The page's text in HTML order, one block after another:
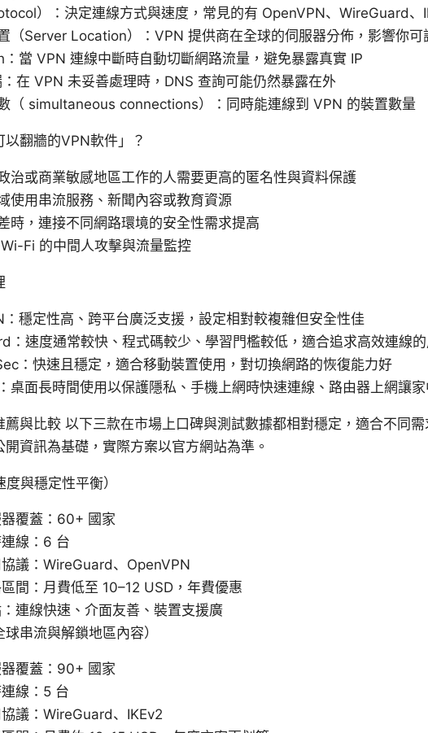
）：決定連線方式與速度，常見的有 OpenVPN、WireGuard、
（Server Location）：VPN 提供商在全球的伺服器分佈，影響你可
當 VPN 連線中斷時自動切斷網路流量，避免暴露真實 IP
在 VPN 未妥善處理時，DNS 查詢可能仍然暴露在外
（ simultaneous connections）：同時能連線到 VPN 的裝置數量
翻牆的VPN軟件」？
治或商業敏感地區工作的人需要更高的匿名性與資料保護
使用串流服務、新聞內容或教育資源
時，連接不同網路環境的安全性需求提高
Fi 的中間人攻擊與流量監控
：穩定性高、跨平台廣泛支援，設定相對較複雜但安全性佳
：速度通常較快、程式碼較少、學習門檻較低，適合追求高效連線的
：快速且穩定，適合移動裝置使用，對切換網路的恢復能力好
桌面長時間使用以保護隱私、手機上網時快速連線、路由器上網讓
薦與比較 以下三款在市場上口碑與測試數據都相對穩定，適合不同
資訊為基礎，實際方案以官方網站為準。
與穩定性平衡）
覆蓋：60+ 國家
連線：6 台
議：WireGuard、OpenVPN
間：月費低至 10–12 USD，年費優惠
連線快速、介面友善、裝置支援廣
串流與解鎖地區內容）
覆蓋：90+ 國家
連線：5 台
議：WireGuard、IKEv2